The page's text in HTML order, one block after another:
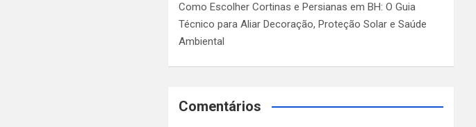
Como Escolher Cortinas e Persianas em BH: O Guia
Técnico para Aliar Decoração, Proteção Solar e Saúde
Ambiental
Comentários